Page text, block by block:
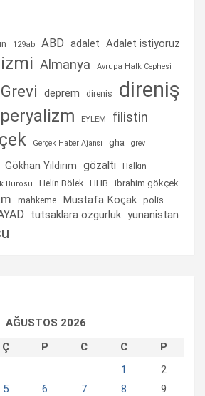
129ab ABD adalet Adalet istiyoruz
Almanya Avrupa Halk Cephesi
deprem direnis direniş
EYLEM filistin
Gerçek Haber Ajansı gha grev
Gökhan Yıldırım gözaltı
Halkın
Bürosu Helin Bölek HHB ibrahim gökçek
mahkeme Mustafa Koçak polis
tutsaklara ozgurluk yunanistan
AĞUSTOS 2026
Ç P C C
P
1
2
5 6 7 8
9